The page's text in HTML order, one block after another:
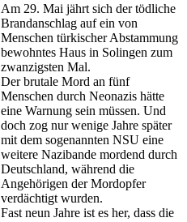
Am 29. Mai jährt sich der tödliche
Brandanschlag auf ein von
Menschen türkischer Abstammung
bewohntes Haus in Solingen zum
zwanzigsten Mal.
Der brutale Mord an fünf
Menschen durch Neonazis hätte
eine Warnung sein müssen. Und
doch zog nur wenige Jahre später
mit dem sogenannten NSU eine
weitere Nazibande mordend durch
Deutschland, während die
Angehörigen der Mordopfer
verdächtigt wurden.
Fast neun Jahre ist es her, dass die